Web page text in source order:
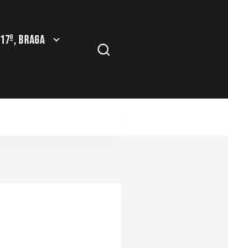
17º, Braga